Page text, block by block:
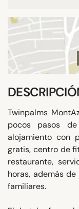
Twinpalms
pocos pasos
alojamiento con
gratis, centro de
restaurante,
horas, además
familiares.